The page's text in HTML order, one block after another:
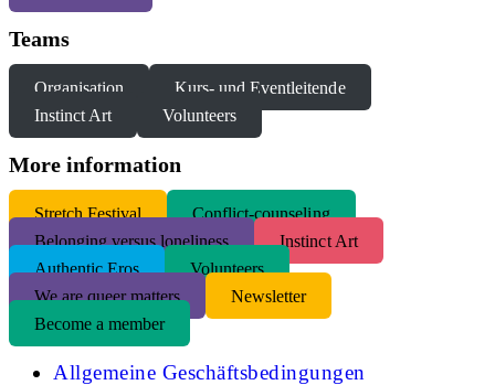
Teams
Organisation
Kurs- und Eventleitende
Instinct Art
Volunteers
More information
Stretch Festival
Conflict-counseling
Belonging versus loneliness
Instinct Art
Authentic Eros
Volunteers
We are queer matters
Newsletter
Become a member
Allgemeine Geschäftsbedingungen